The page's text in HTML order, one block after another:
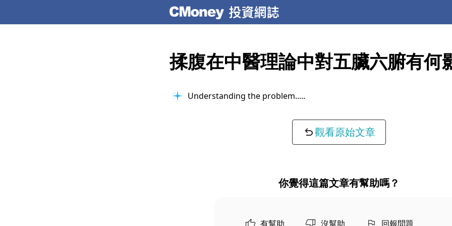
揉腹在中醫理論中對五臟六腑有何
Understanding the problem...
觀看原始文章
你覺得這篇文章有幫助嗎？
有幫助 沒幫助 回報問題